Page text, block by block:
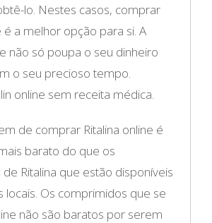
lo. Nestes casos, comprar
é a melhor opção para si. A
não só poupa o seu dinheiro
o seu precioso tempo.
online sem receita médica.
de comprar Ritalina online é
barato do que os
Ritalina que estão disponíveis
locais. Os comprimidos que se
não são baratos por serem